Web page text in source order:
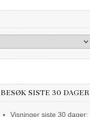
BESØK SISTE 30 DAGER
Visninger siste 30 dager: